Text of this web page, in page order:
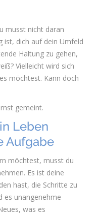
musst nicht daran
ist, dich auf dein Umfeld
Haltung zu gehen,
Vielleicht wird sich
möchtest. Kann doch
gemeint.
Leben
Aufgabe
möchtest, musst du
Es ist deine
hast, die Schritte zu
es unangenehme
was es